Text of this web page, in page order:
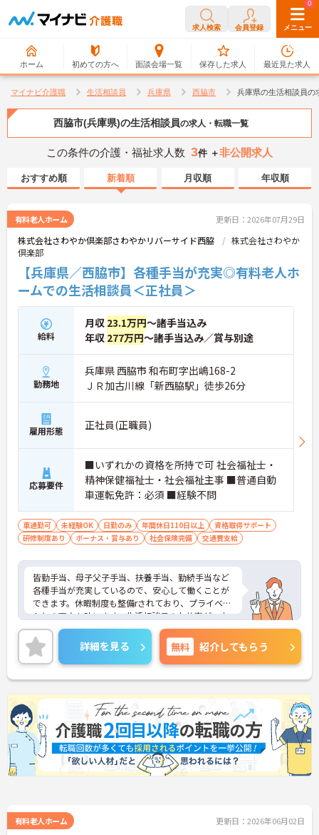
求人検索 会員登録 メニュー
ホーム 初めての方へ 面談会場一覧
0
保存した求人
0
最近見た求人
マイナビ介護職 生活相談員 兵庫県 西脇市 兵庫県の生活相談員の
西脇市(兵庫県)の生活相談員の求人・転職一覧
この条件の介護・福祉求人数 3件 ＋非公開求人
おすすめ順 新着順 月収順 年収順
有料老人ホーム 更新日：2026年07月29日
株式会社さわやか倶楽部さわやかリバーサイド西脇
株式会社さわやか
倶楽部
【兵庫県／西脇市】各種手当が充実◎有料老人ホ
ームでの生活相談員＜正社員＞
給料
月収 23.1万円～諸手当込み
年収 277万円～諸手当込み／賞与別途
勤務地
兵庫県 西脇市 和布町字出嶋168-2
ＪＲ加古川線「新西脇駅」徒歩26分
雇用形態 正社員(正職員)
応募要件
■いずれかの資格を所持で可 社会福祉士・
精神保健福祉士・社会福祉主事 ■普通自動
車運転免許：必須 ■経験不問
車通勤可 未経験OK 日勤のみ 年間休日110日以上
資格取得サポート
研修制度あり
ボーナス・賞与あり 社会保険完備 交通費支給
皆勤手当、母子父子手当、扶養手当、勤続手当など
各種手当が充実しているので、安心して働くことが
できます。休暇制度も整備rされており、プライベー
トとの両立も叶います。生活相談員のお仕事が、未
経験の方も大歓迎！ご興味のある方は、是非お待ち
しております。詳細を見る 無料 紹介してもらう
有料老人ホーム 更新日：2026年06月02日